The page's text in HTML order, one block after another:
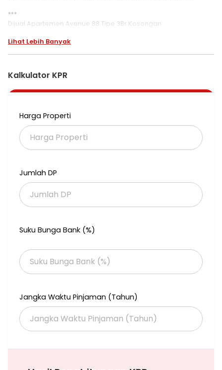
***
Dijual Apartemen Avenue 88 Tipe 3Br Kosongan
Apartemen di Darmo permai.
menawarkan lingkungan fasilitas yang lengkap, cocok untuk
Anda yang menginginkan hunian aman.
- Kamar Mandi: 2
- Sertifikat: PPJB
- Kondisi Perabotan: Unfurnished
- Wastafel.
- Kolam Renang.
- Kolam Renang.
- Siap Huni.
- Dekat Universitas.
- Dekat Tempat Ibadah.
- Dekat Akses Tol.
- Lokasi dipusat kota.
- Dekat Pusat Bisnis.
- City View.
- Lokasi Strategis.
Lihat Lebih Banyak
Kalkulator KPR
Harga Properti
Jumlah DP
Suku Bunga Bank (%)
Jangka Waktu Pinjaman (Tahun)